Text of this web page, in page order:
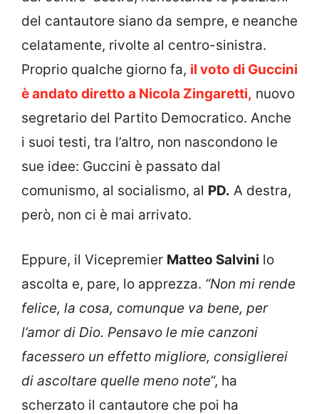
del cantautore siano da sempre, e neanche
celatamente, rivolte al centro-sinistra.
Proprio qualche giorno fa, il voto di Guccini
è andato diretto a Nicola Zingaretti, nuovo
segretario del Partito Democratico. Anche
i suoi testi, tra l’altro, non nascondono le
sue idee: Guccini è passato dal
comunismo, al socialismo, al PD. A destra,
però, non ci è mai arrivato.
Eppure, il Vicepremier Matteo Salvini lo
ascolta e, pare, lo apprezza. “Non mi rende
felice, la cosa, comunque va bene, per
l’amor di Dio. Pensavo le mie canzoni
facessero un effetto migliore, consiglierei
di ascoltare quelle meno note”, ha
scherzato il cantautore che poi ha